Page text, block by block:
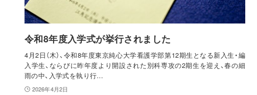
令和8年度入学式が挙行されました
4月2日（木）、令和8年度東京純心大学看護学部第12期生となる新入生・編
入学生、ならびに昨年度より開設された別科専攻の2期生を迎え、春の細
雨の中、入学式を執り行…
2026年4月2日